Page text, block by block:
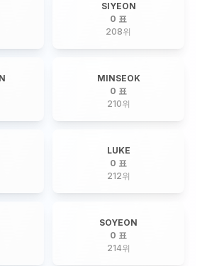
SIYEON
0 표
208위
MINSEOK
0 표
210위
LUKE
0 표
212위
SOYEON
0 표
214위